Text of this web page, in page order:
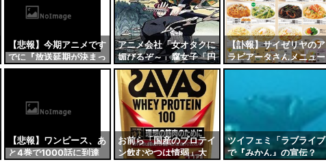
【悲報】今期アニメです
でに『放送延期が決まっ
ている作品』がこちら…
アニメ会社「女オタクに
媚びるぞ～」腐女子「円
盤買う！原作買う！」男
オタク「は？」
【訃報】サイゼリヤのア
ラビアータさんメニュー
から消える
【悲報】ワンピース、あ
と4巻で1000話に到達
お前ら「国産のプロテイ
ン飲むやつは情弱」大
ツイフェミ「ラブライブ
で『みかん』の宣伝？